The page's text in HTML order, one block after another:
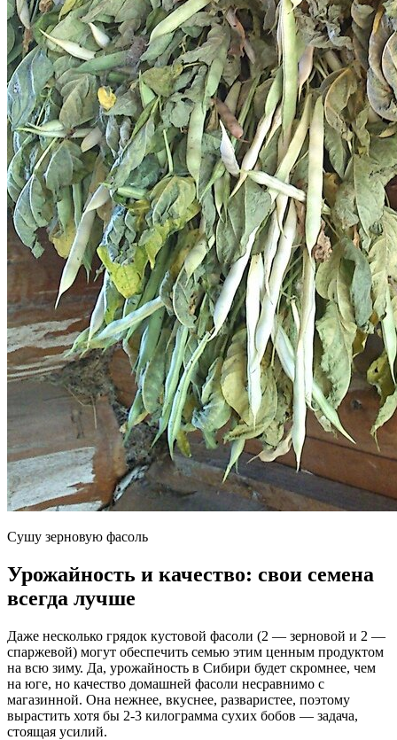
Сушу зерновую фасоль
Урожайность и качество: свои семена
всегда лучше
Даже несколько грядок кустовой фасоли (2 — зерновой и 2 —
спаржевой) могут обеспечить семью этим ценным продуктом
на всю зиму. Да, урожайность в Сибири будет скромнее, чем
на юге, но качество домашней фасоли несравнимо с
магазинной. Она нежнее, вкуснее, разваристее, поэтому
вырастить хотя бы 2-3 килограмма сухих бобов — задача,
стоящая усилий.